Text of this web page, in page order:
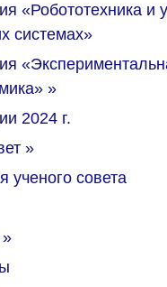
«Робототехника и
системах»
»
2024 г.
»
ученого совета
»